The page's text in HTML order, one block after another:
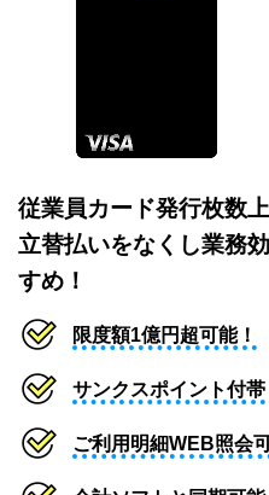
従業員カード発行枚数
立替払いをなくし業務
すめ！
限度額1億円超可能！
サンクスポイント付帯
ご利用明細WEB照会